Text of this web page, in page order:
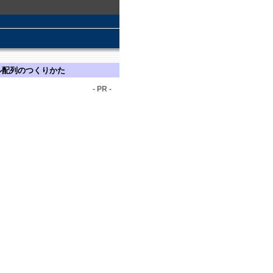
列のつくりかた
- PR -